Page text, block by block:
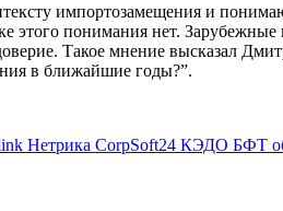
импортозамещения и
этого понимания нет.
Такое мнение высказал
в ближайшие годы?”.
Нетрика CorpSoft24 КЭДО БФТ